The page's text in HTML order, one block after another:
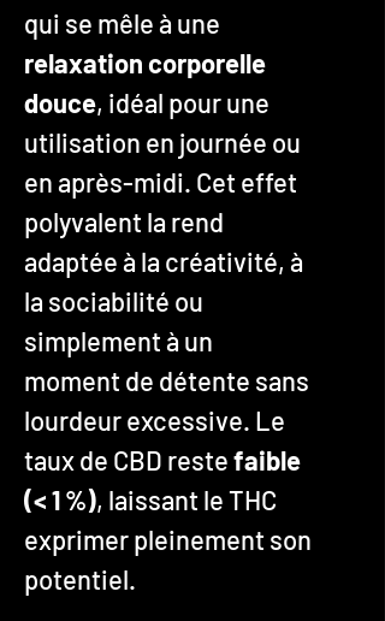
qui se mêle à une
relaxation corporelle
douce, idéal pour une
utilisation en journée ou
en après-midi. Cet effet
polyvalent la rend
adaptée à la créativité, à
la sociabilité ou
simplement à un
moment de détente sans
lourdeur excessive. Le
taux de CBD restefaible
(< 1 %), laissant le THC
exprimer pleinement son
potentiel.